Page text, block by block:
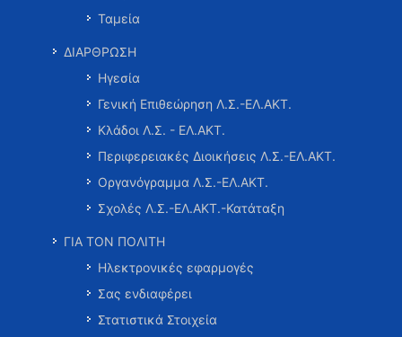
Ταμεία
ΔΙΑΡΘΡΩΣΗ
Ηγεσία
Γενική Επιθεώρηση Λ.Σ.-ΕΛ.ΑΚΤ.
Κλάδοι Λ.Σ. - ΕΛ.ΑΚΤ.
Περιφερειακές Διοικήσεις Λ.Σ.-ΕΛ.ΑΚΤ.
Οργανόγραμμα Λ.Σ.-ΕΛ.ΑΚΤ.
Σχολές Λ.Σ.-ΕΛ.ΑΚΤ.-Κατάταξη
ΓΙΑ ΤΟΝ ΠΟΛΙΤΗ
Ηλεκτρονικές εφαρμογές
Σας ενδιαφέρει
Στατιστικά Στοιχεία